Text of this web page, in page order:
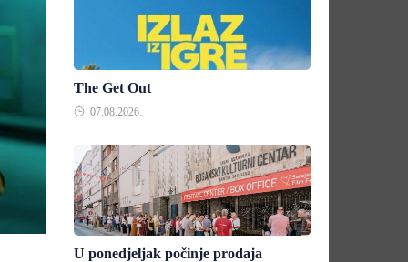
The Get Out
07.08.2026.
U ponedjeljak počinje prodaja